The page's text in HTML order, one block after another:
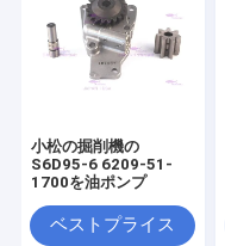
小松の掘削機の
S6D95-6 6209-51-
1700を油ポンプ
ベストプライス